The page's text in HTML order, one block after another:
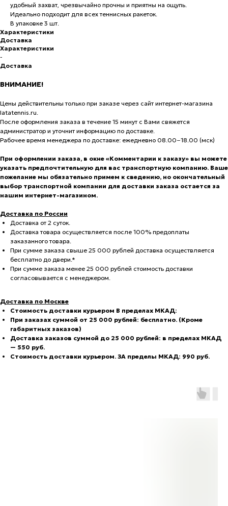
удобный захват, чрезвычайно прочны и приятны на ощупь.
Идеально подходит для всех теннисных ракеток.
В упаковке 3 шт.
Характеристики
Доставка
Характеристики
-
Доставка
ВНИМАНИЕ!
Цены действительны только при заказе через сайт интернет-магазина
latatennis.ru.
После оформления заказа в течение 15 минут с Вами свяжется
администратор и уточнит информацию по доставке.
Рабочее время менеджера по доставке: ежедневно 08.00−18.00 (мск)
При оформлении заказа, в окне «Комментарии к заказу» вы можете
указать предпочтительную для вас транспортную компанию. Ваше
пожелание мы обязательно примем к сведению, но окончательный
выбор транспортной компании для доставки заказа остается за
нашим интернет-магазином.
Доставка по России
Доставка от 2 суток.
Доставка товара осуществляется после 100% предоплаты
заказанного товара.
При сумме заказа свыше 25 000 рублей доставка осуществляется
бесплатно до двери.*
При сумме заказа менее 25 000 рублей стоимость доставки
согласовывается с менеджером.
Доставка по Москве
Стоимость доставки курьером В пределах МКАД:
При заказах суммой от 25 000 рублей: бесплатно. (Кроме
габаритных заказов)
Доставка заказов суммой до 25 000 рублей: в пределах МКАД
— 550 руб.
Стоимость доставки курьером. ЗА пределы МКАД: 990 руб.